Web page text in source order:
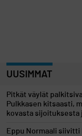
UUSIMMAT
Pitkät väylät
Pulkkasen kitsaasti,
kovasta sijoituksesta
Eppu Normaali